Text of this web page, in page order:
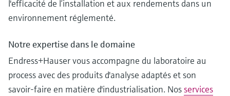
l'efficacité de l’installation et aux rendements dans un
environnement réglementé.
Notre expertise dans le domaine
Endress+Hauser vous accompagne du laboratoire au
process avec des produits d'analyse adaptés et son
savoir-faire en matière d'industrialisation. Nosservices